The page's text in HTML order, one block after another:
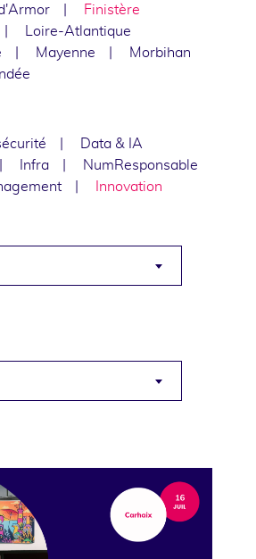
Finistère
Loire-Atlantique
Mayenne
Morbihan
Data & IA
Infra
NumResponsable
Innovation